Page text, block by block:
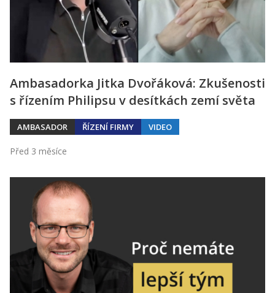
Ambasadorka Jitka Dvořáková: Zkušenosti
s řízením Philipsu v desítkách zemí světa
AMBASADOR ŘÍZENÍ FIRMY VIDEO
Před 3 měsíce